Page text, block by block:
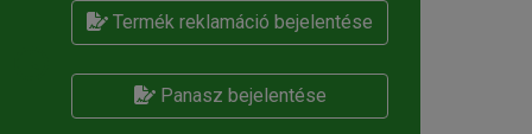
Termék reklamáció bejelentése
Panasz bejelentése